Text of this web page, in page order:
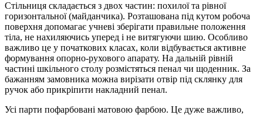
Стільниця складається з двох частин: похилої та рівної
горизонтальної (майданчика). Розташована під кутом робоча
поверхня допомагає учневі зберігати правильне положення
тіла, не нахиляючись уперед і не витягуючи шию. Особливо
важливо це у початкових класах, коли відбувається активне
формування опорно-рухового апарату. На дальній рівній
частині шкільного столу розмістяться пенал чи щоденник. За
бажанням замовника можна вирізати отвір під склянку для
ручок або прикріпити накладний пенал.
Усі парти пофарбовані матовою фарбою. Це дуже важливо,